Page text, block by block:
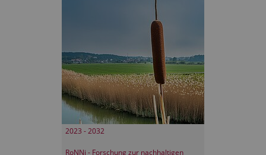
2023 - 2032
RoNNi - Forschung zur nachhaltigen